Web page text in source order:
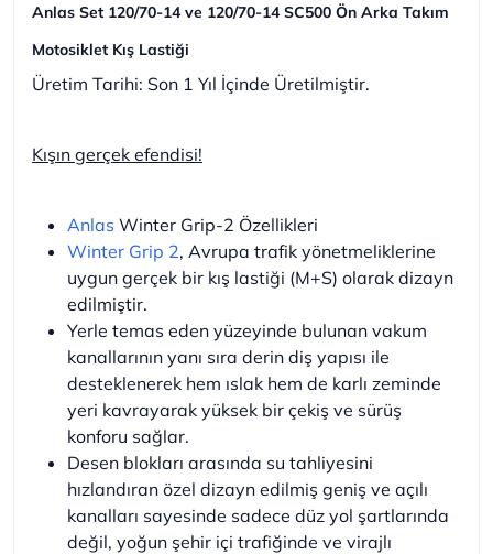
Anlas Set 120/70-14 ve 120/70-14 SC500 Ön Arka Takım
Motosiklet Kış Lastiği
Üretim Tarihi: Son 1 Yıl İçinde Üretilmiştir.
Kışın gerçek efendisi!
Anlas Winter Grip-2 Özellikleri
Winter Grip 2, Avrupa trafik yönetmeliklerine
uygun gerçek bir kış lastiği (M+S) olarak dizayn
edilmiştir.
Yerle temas eden yüzeyinde bulunan vakum
kanallarının yanı sıra derin diş yapısı ile
desteklenerek hem ıslak hem de karlı zeminde
yeri kavrayarak yüksek bir çekiş ve sürüş
konforu sağlar.
Desen blokları arasında su tahliyesini
hızlandıran özel dizayn edilmiş geniş ve açılı
kanalları sayesinde sadece düz yol şartlarında
değil, yoğun şehir içi trafiğinde ve virajlı